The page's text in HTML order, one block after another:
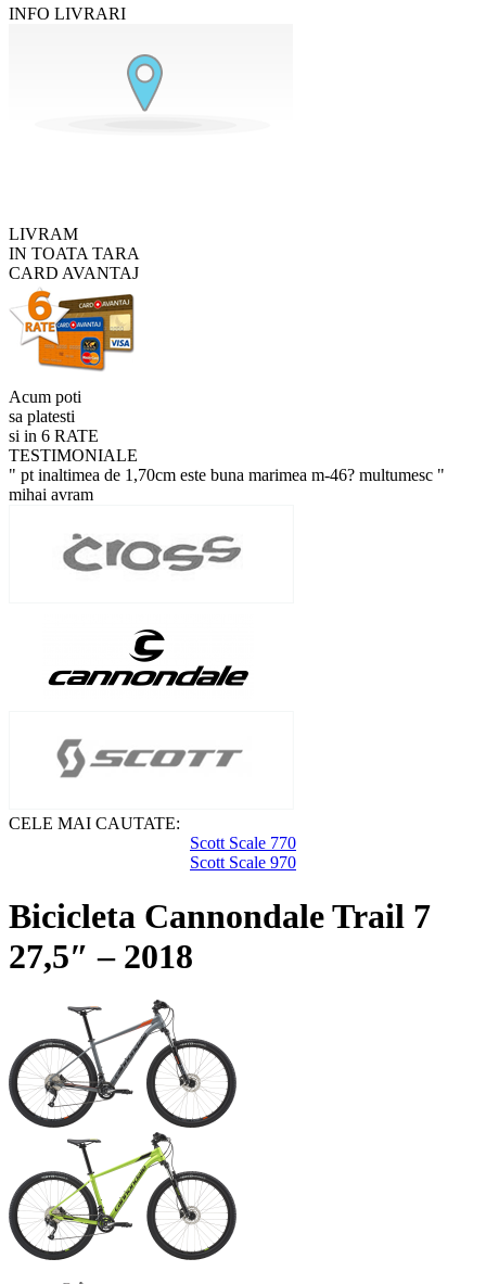
INFO LIVRARI
LIVRAM
IN TOATA TARA
CARD AVANTAJ
Acum poti
sa platesti
si in 6 RATE
TESTIMONIALE
" pt inaltimea de 1,70cm este buna marimea m-46? multumesc "
mihai avram
CELE MAI CAUTATE:
Scott Scale 770
Scott Scale 970
Bicicleta Cannondale Trail 7
27,5″ – 2018